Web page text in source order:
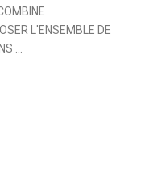
L'ENSEMBLE DE
...